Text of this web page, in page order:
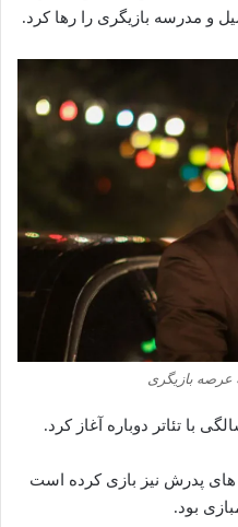
عرصه بازیگری
های پدرش نیز بازی کرده است
بود.